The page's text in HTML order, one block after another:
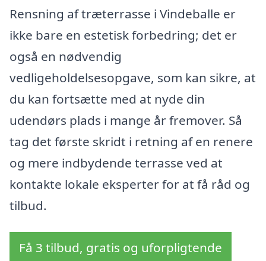
Rensning af træterrasse i Vindeballe er
ikke bare en estetisk forbedring; det er
også en nødvendig
vedligeholdelsesopgave, som kan sikre, at
du kan fortsætte med at nyde din
udendørs plads i mange år fremover. Så
tag det første skridt i retning af en renere
og mere indbydende terrasse ved at
kontakte lokale eksperter for at få råd og
tilbud.
Få 3 tilbud, gratis og uforpligtende